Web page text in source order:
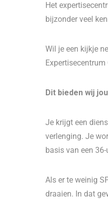
Het
bijzonder veel
Wil je een kijkje
Dit bieden wij jou
Je krijgt een
verlenging. Je
basis van een
Als er te weinig
draaien. In dat